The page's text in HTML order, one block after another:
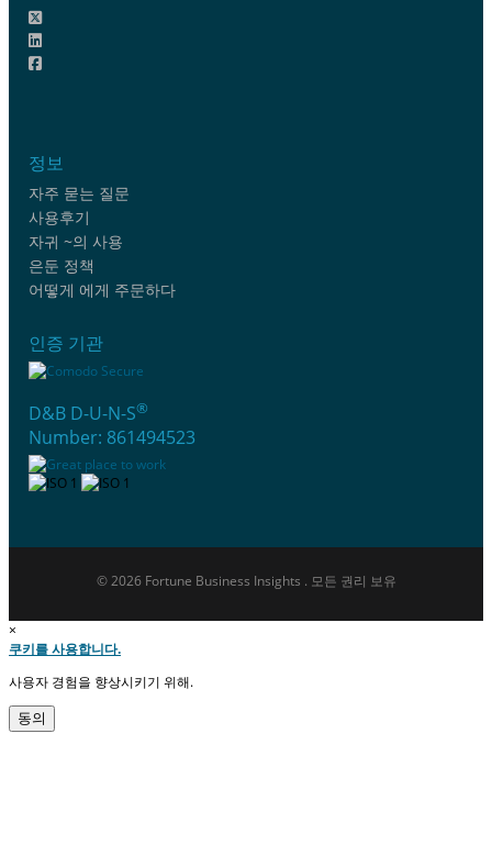
정보
자주 묻는 질문
사용후기
자귀 ~의 사용
은둔 정책
어떻게 에게 주문하다
인증 기관
D&B D-U-N-S®
Number: 861494523
© 2026 Fortune Business Insights . 모든 권리 보유
×
쿠키를 사용합니다.
사용자 경험을 향상시키기 위해.
동의